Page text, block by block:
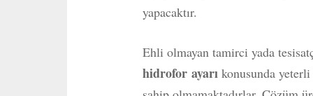
yapacaktır.
Ehli olmayan tamirci yada
hidrofor ayarı konusunda